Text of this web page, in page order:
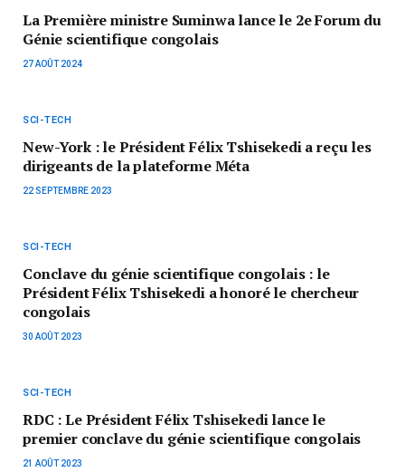
La Première ministre Suminwa lance le 2e Forum du
Génie scientifique congolais
27 AOÛT 2024
SCI-TECH
New-York : le Président Félix Tshisekedi a reçu les
dirigeants de la plateforme Méta
22 SEPTEMBRE 2023
SCI-TECH
Conclave du génie scientifique congolais : le
Président Félix Tshisekedi a honoré le chercheur
congolais
30 AOÛT 2023
SCI-TECH
RDC : Le Président Félix Tshisekedi lance le
premier conclave du génie scientifique congolais
21 AOÛT 2023